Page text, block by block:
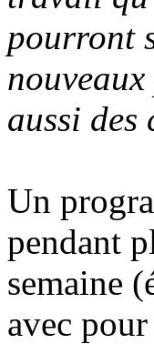
pourront
aussi des
Un
pendant
semaine
avec